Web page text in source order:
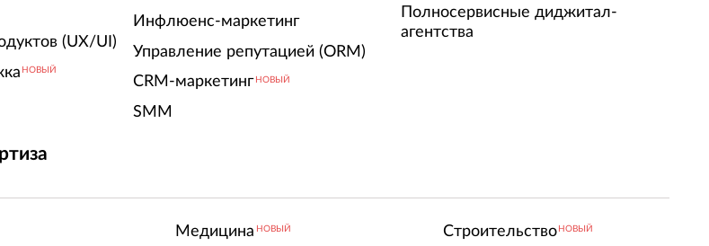
(UX/UI)
НОВЫЙ
Инфлюенс-маркетинг
Управление репутацией (ORM)
CRM-маркетинг НОВЫЙ
SMM
Полносервисные диджитал-
агентства
Медицина НОВЫЙ Строительство НОВЫЙ